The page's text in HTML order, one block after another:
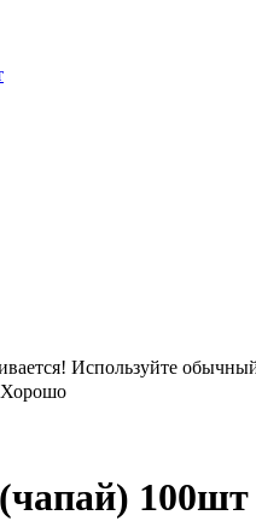
Используйте
Хорошо
100шт